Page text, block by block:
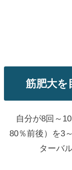
筋肥大を
自分が8回～
80％前後）を3
ターバ